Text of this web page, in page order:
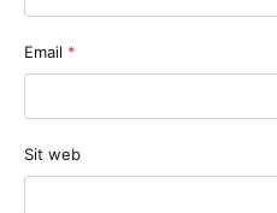
Email *
Sit web